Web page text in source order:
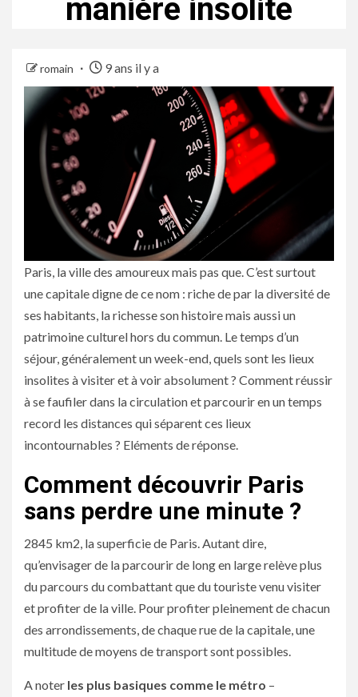
manière insolite
romain 9 ans il y a
Paris, la ville des amoureux mais pas que. C’est surtout
une capitale digne de ce nom : riche de par la diversité de
ses habitants, la richesse son histoire mais aussi un
patrimoine culturel hors du commun. Le temps d’un
séjour, généralement un week-end, quels sont les lieux
insolites à visiter et à voir absolument ? Comment réussir
à se faufiler dans la circulation et parcourir en un temps
record les distances qui séparent ces lieux
incontournables ? Eléments de réponse.
Comment découvrir Paris
sans perdre une minute ?
2845 km2, la superficie de Paris. Autant dire,
qu’envisager de la parcourir de long en large relève plus
du parcours du combattant que du touriste venu visiter
et profiter de la ville. Pour profiter pleinement de chacun
des arrondissements, de chaque rue de la capitale, une
multitude de moyens de transport sont possibles.
A noter les plus basiques comme le métro –